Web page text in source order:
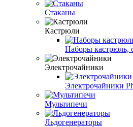
Стаканы
Кастрюли
Наборы кастрюль,
Электрочайники
Электрочайники
Мультипечи
Льдогенераторы